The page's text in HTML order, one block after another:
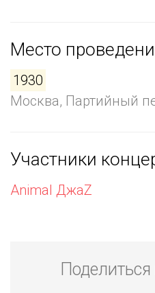
Место
1930
Москва, Партийный
Участники
Animal ДжаZ